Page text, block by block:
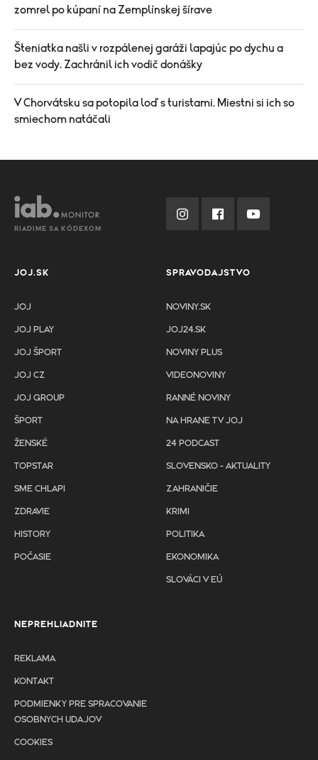
zomrel po kúpaní na Zemplínskej šírave
Šteniatka našli v rozpálenej garáži lapajúc po dychu a
bez vody. Zachránil ich vodič donášky
V Chorvátsku sa potopila loď s turistami. Miestni si ich so
smiechom natáčali
RIADIME SA KÓDEXOM
JOJ.SK
JOJ
JOJ PLAY
JOJ ŠPORT
JOJ CZ
JOJ GROUP
ŠPORT
ŽENSKÉ
TOPSTAR
SME CHLAPI
ZDRAVIE
HISTORY
POČASIE
SPRAVODAJSTVO
NOVINY.SK
JOJ24.SK
NOVINY PLUS
VIDEONOVINY
RANNÉ NOVINY
NA HRANE TV JOJ
24 PODCAST
SLOVENSKO - AKTUALITY
ZAHRANIČIE
KRIMI
POLITIKA
EKONOMIKA
SLOVÁCI V EÚ
NEPREHLIADNITE
REKLAMA
KONTAKT
PODMIENKY PRE SPRACOVANIE
OSOBNYCH UDAJOV
COOKIES